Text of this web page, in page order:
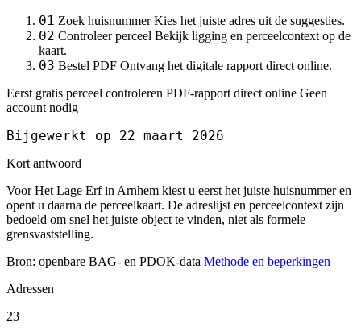
01 Zoek huisnummer Kies het juiste adres uit de suggesties.
02 Controleer perceel Bekijk ligging en perceelcontext op de
kaart.
03 Bestel PDF Ontvang het digitale rapport direct online.
Eerst gratis perceel controleren PDF-rapport direct online Geen
account nodig
Bijgewerkt op 22 maart 2026
Kort antwoord
Voor Het Lage Erf in Arnhem kiest u eerst het juiste huisnummer en
opent u daarna de perceelkaart. De adreslijst en perceelcontext zijn
bedoeld om snel het juiste object te vinden, niet als formele
grensvaststelling.
Bron: openbare BAG- en PDOK-data Methode en beperkingen
Adressen
23